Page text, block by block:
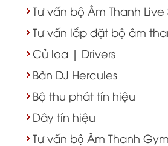
Tư vấn bộ Âm Thanh Live
Tư vấn lắp đặt bộ âm
Củ loa | Drivers
Bàn DJ Hercules
Bộ thu phát tín hiệu
Dây tín hiệu
Tư vấn bộ Âm Thanh